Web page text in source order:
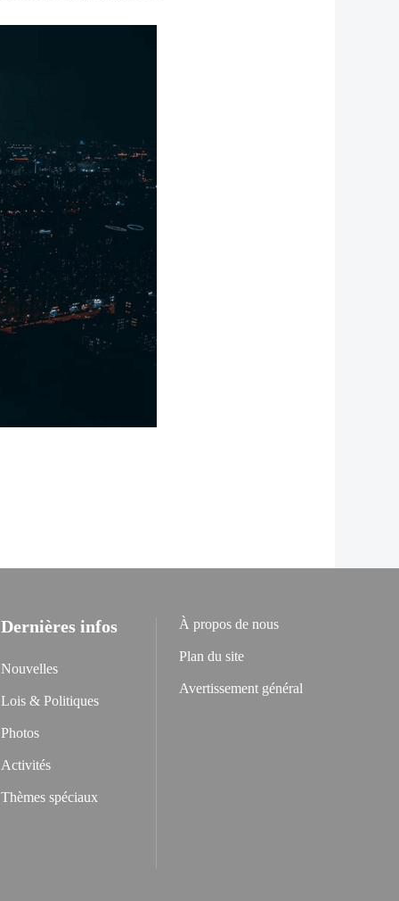
Dernières infos
Nouvelles
Lois & Politiques
Photos
Activités
Thèmes spéciaux
À propos de nous
Plan du site
Avertissement général